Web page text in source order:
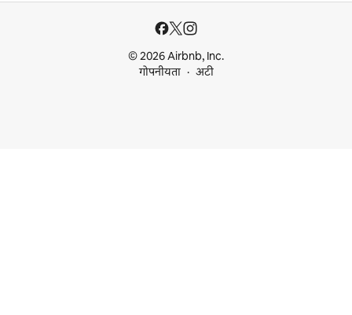
© 2026 Airbnb, Inc.
गोपनीयता
अटी